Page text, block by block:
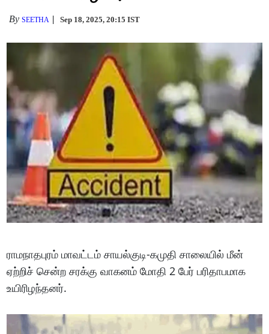
BySEETHA Sep 18, 2025, 20:15 IST
ராமநாதபுரம் மாவட்டம் சாயல்குடி-கமுதி சாலையில் மீன்
ஏற்றிச் சென்ற சரக்கு வாகனம் மோதி 2 பேர் பரிதாபமாக
உயிரிழந்தனர்.